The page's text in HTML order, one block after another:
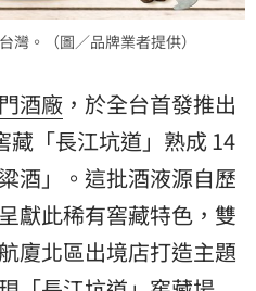
。（圖／品牌業者提供）
酒廠 ，於全台首發推出
藏「長江坑道」熟成 14
酒」。這批酒液源自歷
獻此稀有窖藏特色，雙
廈北區出境店打造主題